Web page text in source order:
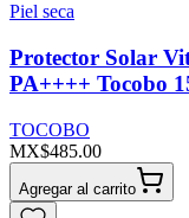
Piel seca
Protector Solar
PA++++ Tocobo
TOCOBO
MX$485.00
Agregar al carrito